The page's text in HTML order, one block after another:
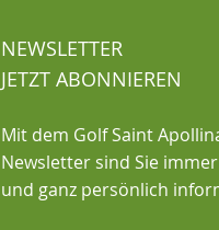
NEWSLETTER
JETZT ABONNIEREN
Mit dem Golf Saint
Newsletter sind Sie
und ganz persönlich